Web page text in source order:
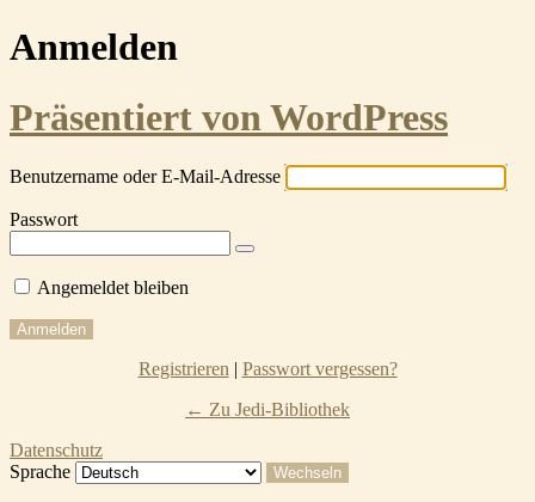
Anmelden
Präsentiert von WordPress
Benutzername oder E-Mail-Adresse
Passwort
Angemeldet bleiben
Registrieren | Passwort vergessen?
← Zu Jedi-Bibliothek
Datenschutz
Sprache